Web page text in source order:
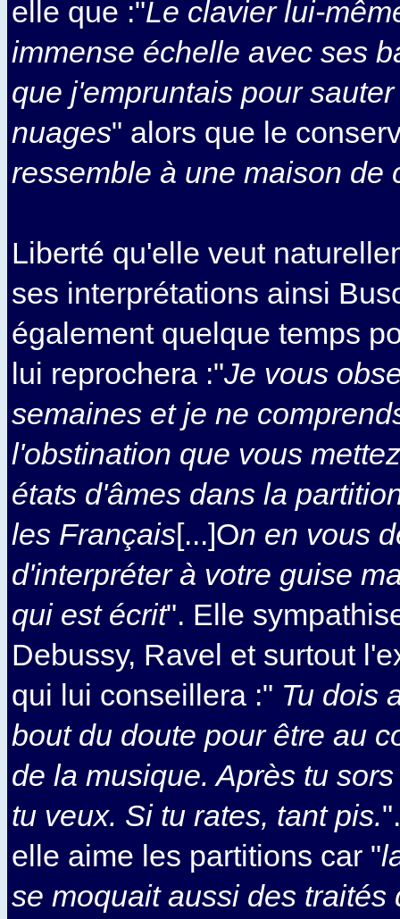
elle que :"Le clavier lui-
immense échelle avec ses
que j'empruntais pour
nuages" alors que le
ressemble à une maison de
Liberté qu'elle veut
ses interprétations ainsi
également quelque temps
lui reprochera :"Je vous
semaines et je ne
l'obstination que vous
états d'âmes dans la
les Français[...]On en vous
d'interpréter à votre guise
qui est écrit". Elle
Debussy, Ravel et surtout
qui lui conseillera :" Tu dois
bout du doute pour être au
de la musique. Après tu
tu veux. Si tu rates, tant pis.
elle aime les partitions car "
se moquait aussi des traités